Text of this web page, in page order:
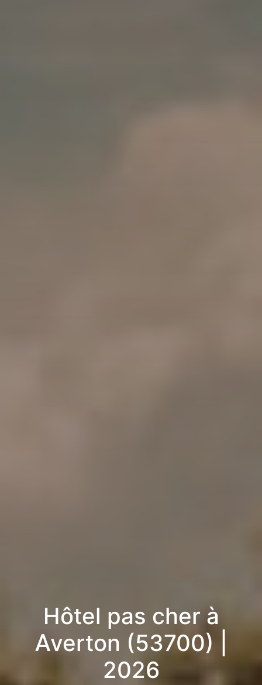
Hôtel pas cher à
Averton (53700) |
2026